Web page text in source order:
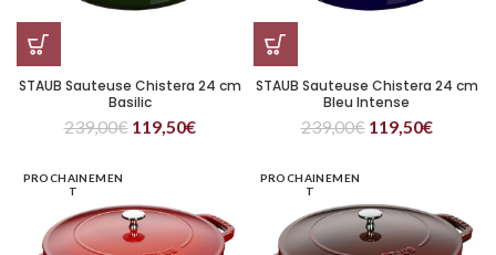
STAUB Sauteuse Chistera 24 cm
Basilic
239,00€ 119,50€
STAUB Sauteuse Chistera 24 cm
Bleu Intense
239,00€ 119,50€
PROCHAINEMEN
T
PROCHAINEMEN
T